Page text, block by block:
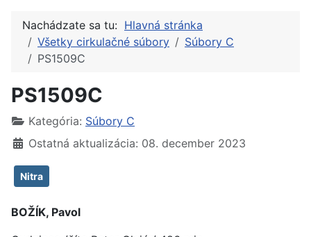
Nachádzate sa tu: Hlavná stránka
Všetky cirkulačné súbory
Súbory C
PS1509C
PS1509C
Kategória: Súbory C
Ostatná aktualizácia: 08. december 2023
Nitra
BOŽÍK, Pavol